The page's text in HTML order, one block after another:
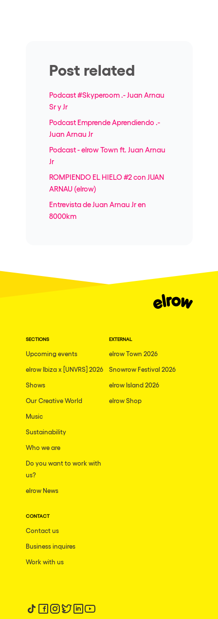
Post related
Podcast #Skyperoom .- Juan Arnau
Sr y Jr
Podcast Emprende Aprendiendo .-
Juan Arnau Jr
Podcast - elrow Town ft. Juan Arnau
Jr
ROMPIENDO EL HIELO #2 con JUAN
ARNAU (elrow)
Entrevista de Juan Arnau Jr en
8000km
SECTIONS
Upcoming events
elrow Ibiza x [UNVRS] 2026
Shows
Our Creative World
Music
Sustainability
Who we are
Do you want to work with
us?
elrow News
EXTERNAL
elrow Town 2026
Snowrow Festival 2026
elrow Island 2026
elrow Shop
CONTACT
Contact us
Business inquires
Work with us
Follow us on tiktok
Follow us on facebook
Follow us on instagram
Follow us on twitter
Follow us on linkedin
Follow us on youtube